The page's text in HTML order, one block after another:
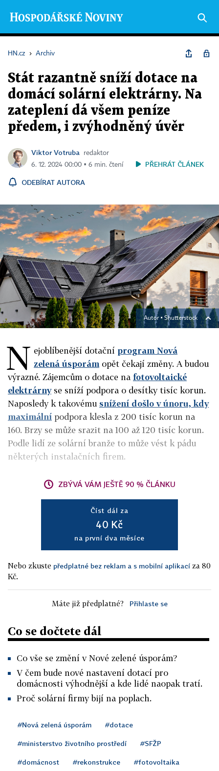
HN.cz › Archiv
Stát razantně sníží dotace na
domácí solární elektrárny. Na
zateplení dá všem peníze
předem, i zvýhodněný úvěr
Viktor Votruba
redaktor
6. 12. 2024 00:00 ▪ 6 min. čtení
PŘEHRÁT ČLÁNEK
ODEBÍRAT AUTORA
Autor ▪Shutterstock
N ejoblíbenější dotační program Nová
zelená úsporám opět čekají změny. A budou
výrazné. Zájemcům o dotace na fotovoltaické
elektrárnyse sníží podpora o desítky tisíc korun.
Naposledy k takovému snížení došlo v únoru, kdy
maximální podpora klesla z 200 tisíc korun na
160. Brzy se může srazit na 100 až 120 tisíc korun.
Podle lidí ze solární branže to může vést k pádu
některých instalačních firem.
ZBÝVÁ VÁM JEŠTĚ 90 % ČLÁNKU
Číst dál za
40 Kč
na první dva měsíce
Nebo zkuste předplatné bez reklam a s mobilní aplikací za 80
Kč.
Máte již předplatné? Přihlaste se
Co se dočtete dál
Co vše se změní v Nové zelené úsporám?
V čem bude nové nastavení dotací pro
domácnosti výhodnější a kde lidé naopak tratí.
Proč solární firmy bijí na poplach.
#Nová zelená úsporám #dotace
#ministerstvo životního prostředí #SFŽP
#domácnost #rekonstrukce #fotovoltaika